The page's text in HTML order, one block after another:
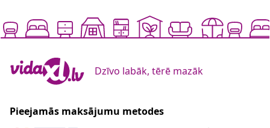
Dzīvo labāk, tērē mazāk
Pieejamās maksājumu metodes